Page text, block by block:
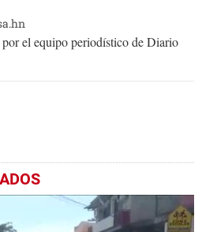
el equipo periodístico de Diario